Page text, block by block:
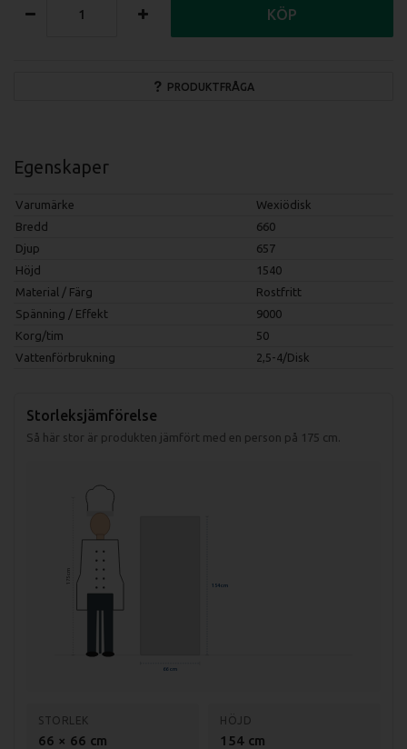
PRODUKTFRÅGA
KÖP
Egenskaper
Varumärke
Wexiödisk
Bredd
660
Djup
657
Höjd
1540
Material / Färg
Rostfritt
Spänning / Effekt
9000
Korg/tim
50
Vattenförbrukning
2,5-4/Disk
Storleksjämförelse
Så här stor är produkten jämfört med en person på 175 cm.
175 cm
154 cm
66 cm
STORLEK
66 × 66 cm
HÖJD
154 cm